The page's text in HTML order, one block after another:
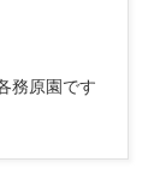
務原園です